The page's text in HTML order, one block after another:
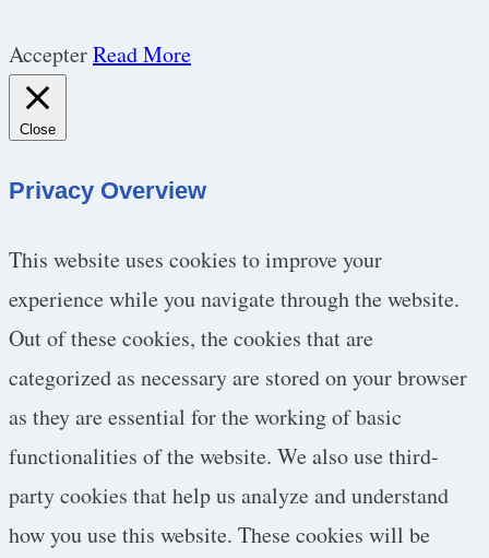
AccepterRead More
Close
Privacy Overview
This website uses cookies to improve your
experience while you navigate through the website.
Out of these cookies, the cookies that are
categorized as necessary are stored on your browser
as they are essential for the working of basic
functionalities of the website. We also use third-
party cookies that help us analyze and understand
how you use this website. These cookies will be